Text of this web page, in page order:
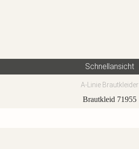
Schnellansicht
A-Linie Brautkleider
Brautkleid 71955